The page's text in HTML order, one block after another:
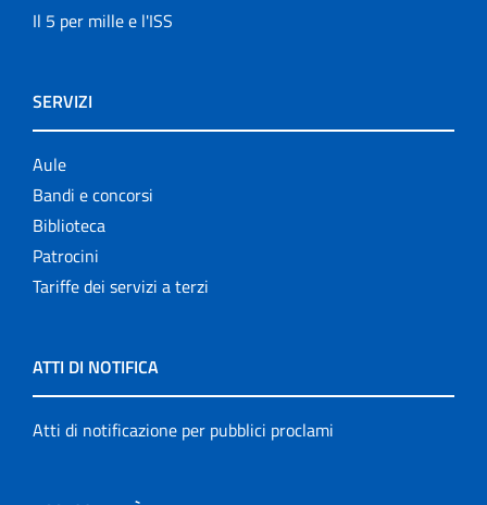
Il 5 per mille e l'ISS
SERVIZI
Aule
Bandi e concorsi
Biblioteca
Patrocini
Tariffe dei servizi a terzi
ATTI DI NOTIFICA
Atti di notificazione per pubblici proclami